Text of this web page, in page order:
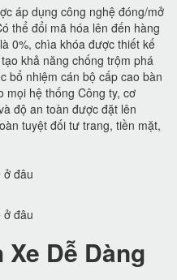
áp dụng công nghệ đóng/mở
thể đổi mã hóa lên đến hàng
0%, chìa khóa được thiết kế
khả năng chống trộm phá
bổ nhiệm cán bộ cấp cao bàn
mọi hệ thống Công ty, cơ
độ an toàn được đặt lên
tuyệt đối tư trang, tiền mặt,
Dễ Dàng